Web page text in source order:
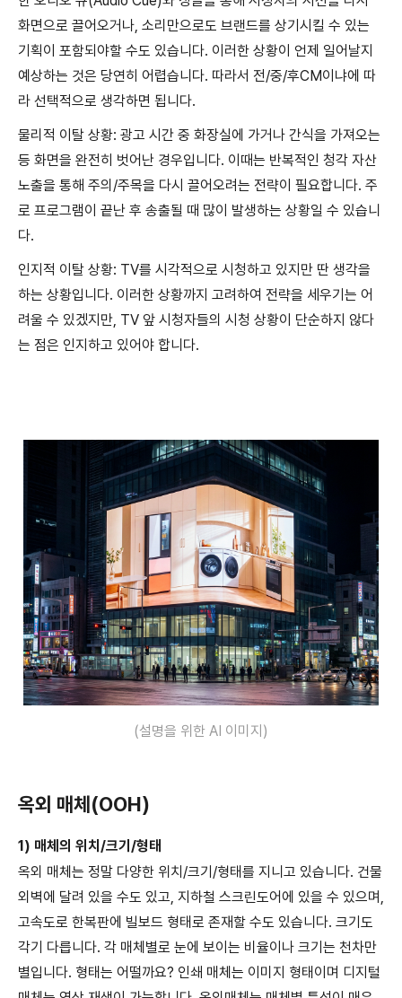
화면으로 끌어오거나, 소리만으로도 브랜드를 상기시킬 수 있는
기획이 포함되야할 수도 있습니다. 이러한 상황이 언제 일어날지
예상하는 것은 당연히 어렵습니다. 따라서 전/중/후CM이냐에 따
라 선택적으로 생각하면 됩니다.
물리적 이탈 상황: 광고 시간 중 화장실에 가거나 간식을 가져오는
등 화면을 완전히 벗어난 경우입니다. 이때는 반복적인 청각 자산
노출을 통해 주의/주목을 다시 끌어오려는 전략이 필요합니다. 주
로 프로그램이 끝난 후 송출될 때 많이 발생하는 상황일 수 있습니
다.
인지적 이탈 상황: TV를 시각적으로 시청하고 있지만 딴 생각을
하는 상황입니다. 이러한 상황까지 고려하여 전략을 세우기는 어
려울 수 있겠지만, TV 앞 시청자들의 시청 상황이 단순하지 않다
는 점은 인지하고 있어야 합니다.
(설명을 위한 AI 이미지)
옥외 매체(OOH)
1) 매체의 위치/크기/형태
옥외 매체는 정말 다양한 위치/크기/형태를 지니고 있습니다. 건물
외벽에 달려 있을 수도 있고, 지하철 스크린도어에 있을 수 있으며,
고속도로 한복판에 빌보드 형태로 존재할 수도 있습니다. 크기도
각기 다릅니다. 각 매체별로 눈에 보이는 비율이나 크기는 천차만
별입니다. 형태는 어떨까요? 인쇄 매체는 이미지 형태이며 디지털